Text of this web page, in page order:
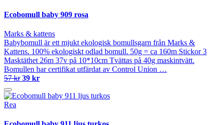
Ecobomull baby 909 rosa
Marks & kattens
Babybomull är ett mjukt ekologisk bomullsgarn från Marks &
Kattens. 100% ekologiskt odlad bomull. 50g = ca 160m Stickor 3
Masktäthet 26m 37v på 10*10cm Tvättas på 40g maskintvätt.
Bomullen har certifikat utfärdat av Control Union …
57 kr 39 kr
Rea